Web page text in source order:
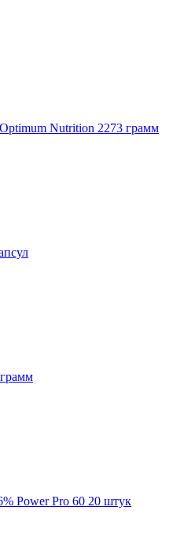
Nutrition 2273 грамм
Power Pro 60 20 штук